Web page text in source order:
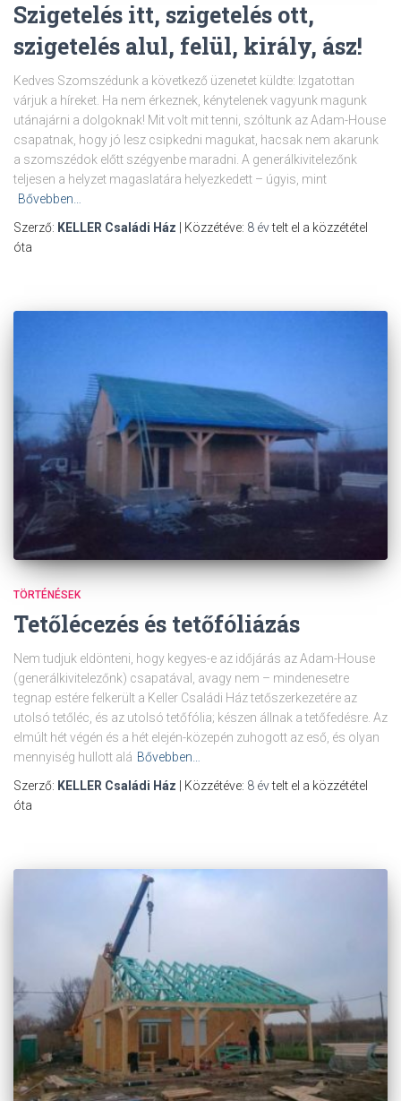
Szigetelés itt, szigetelés ott,
szigetelés alul, felül, király, ász!
Kedves Szomszédunk a következő üzenetet küldte: Izgatottan
várjuk a híreket. Ha nem érkeznek, kénytelenek vagyunk magunk
utánajárni a dolgoknak! Mit volt mit tenni, szóltunk az Adam-House
csapatnak, hogy jó lesz csipkedni magukat, hacsak nem akarunk
a szomszédok előtt szégyenbe maradni. A generálkivitelezőnk
teljesen a helyzet magaslatára helyezkedett – úgyis, mint
Bővebben…
Szerző: KELLER Családi Ház | Közzétéve: 8 évtelt el a közzététel
óta
TÖRTÉNÉSEK
Tetőlécezés és tetőfóliázás
Nem tudjuk eldönteni, hogy kegyes-e az időjárás az Adam-House
(generálkivitelezőnk) csapatával, avagy nem – mindenesetre
tegnap estére felkerült a Keller Családi Ház tetőszerkezetére az
utolsó tetőléc, és az utolsó tetőfólia; készen állnak a tetőfedésre. Az
elmúlt hét végén és a hét elején-közepén zuhogott az eső, és olyan
mennyiség hullott alá Bővebben…
Szerző: KELLER Családi Ház | Közzétéve: 8 évtelt el a közzététel
óta